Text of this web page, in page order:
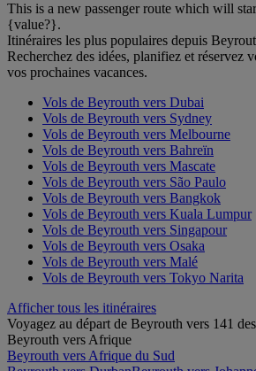
This is a new passenger route which will
{value?}.
Itinéraires les plus populaires depuis
Recherchez des idées, planifiez et réservez
vos prochaines vacances.
Vols de Beyrouth vers Dubai
Vols de Beyrouth vers Sydney
Vols de Beyrouth vers Melbourne
Vols de Beyrouth vers Bahreïn
Vols de Beyrouth vers Mascate
Vols de Beyrouth vers São Paulo
Vols de Beyrouth vers Bangkok
Vols de Beyrouth vers Kuala Lumpur
Vols de Beyrouth vers Singapour
Vols de Beyrouth vers Osaka
Vols de Beyrouth vers Malé
Vols de Beyrouth vers Tokyo Narita
Afficher tous les itinéraires
Voyagez au départ de Beyrouth vers 141
Beyrouth vers Afrique
Beyrouth vers Afrique du Sud